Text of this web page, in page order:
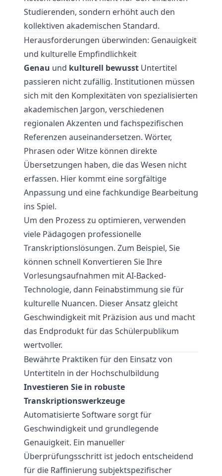
Studierenden, sondern erhöht auch den
kollektiven akademischen Standard.
Herausforderungen überwinden: Genauigkeit
und kulturelle Empfindlichkeit
Genau und kulturell bewusst Untertitel
passieren nicht zufällig. Institutionen müssen
sich mit den Komplexitäten von spezialisierten
akademischen Jargon, verschiedenen
regionalen Akzenten und fachspezifischen
Referenzen auseinandersetzen. Wörter,
Phrasen oder Witze können direkte
Übersetzungen haben, die das Wesen nicht
erfassen. Hier kommt eine sorgfältige
Anpassung und eine fachkundige Bearbeitung
ins Spiel.
Um den Prozess zu optimieren, verwenden
viele Pädagogen professionelle
Transkriptionslösungen. Zum Beispiel, Sie
können schnell Konvertieren Sie Ihre
Vorlesungsaufnahmen mit AI-Backed-
Technologie, dann Feinabstimmung sie für
kulturelle Nuancen. Dieser Ansatz gleicht
Geschwindigkeit mit Präzision aus und macht
das Endprodukt für das Schülerpublikum
wertvoller.
Bewährte Praktiken für den Einsatz von
Untertiteln in der Hochschulbildung
Investieren Sie in robuste
Transkriptionswerkzeuge
Automatisierte Software sorgt für
Geschwindigkeit und grundlegende
Genauigkeit. Ein manueller
Überprüfungsschritt ist jedoch entscheidend
für die Raffinierung subjektspezifischer